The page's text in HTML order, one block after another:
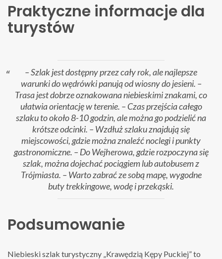
Praktyczne informacje dla
turystów
– Szlak jest dostępny przez cały rok, ale najlepsze
warunki do wędrówki panują od wiosny do jesieni. –
Trasa jest dobrze oznakowana niebieskimi znakami, co
ułatwia orientację w terenie. – Czas przejścia całego
szlaku to około 8-10 godzin, ale można go podzielić na
krótsze odcinki. – Wzdłuż szlaku znajdują się
miejscowości, gdzie można znaleźć noclegi i punkty
gastronomiczne. – Do Wejherowa, gdzie rozpoczyna się
szlak, można dojechać pociągiem lub autobusem z
Trójmiasta. – Warto zabrać ze sobą mapę, wygodne
buty trekkingowe, wodę i przekąski.
Podsumowanie
Niebieski szlak turystyczny „Krawędzią Kępy Puckiej” to